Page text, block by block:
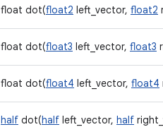
float dot(float2 left_vector, float2
float dot(float3 left_vector, float3
float dot(float4 left_vector, float4
half dot(half left_vector, half